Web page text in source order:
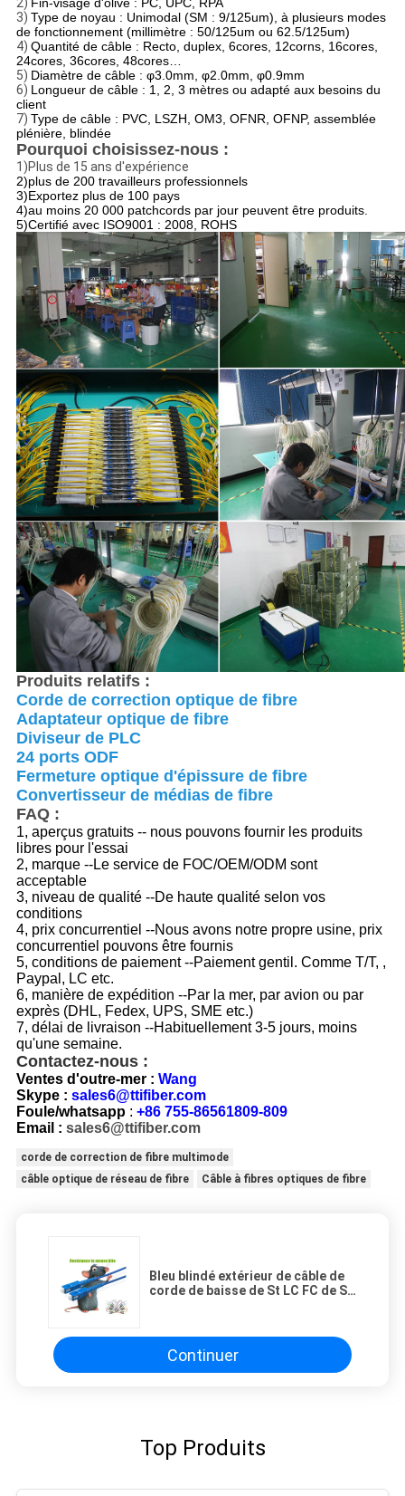
2) Fin-visage d'olive : PC, UPC, RPA
3) Type de noyau : Unimodal (SM : 9/125um), à plusieurs modes
de fonctionnement (millimètre : 50/125um ou 62.5/125um)
4) Quantité de câble : Recto, duplex, 6cores, 12corns, 16cores,
24cores, 36cores, 48cores…
5) Diamètre de câble : φ3.0mm, φ2.0mm, φ0.9mm
6) Longueur de câble : 1, 2, 3 mètres ou adapté aux besoins du
client
7) Type de câble : PVC, LSZH, OM3, OFNR, OFNP, assemblée
plénière, blindée
Pourquoi choisissez-nous :
1)Plus de 15 ans d'expérience
2)plus de 200 travailleurs professionnels
3)Exportez plus de 100 pays
4)au moins 20 000 patchcords par jour peuvent être produits.
5)Certifié avec ISO9001 : 2008, ROHS
Produits relatifs :
Corde de correction optique de fibre
Adaptateur optique de fibre
Diviseur de PLC
24 ports ODF
Fermeture optique d'épissure de fibre
Convertisseur de médias de fibre
FAQ :
1, aperçus gratuits -- nous pouvons fournir les produits
libres pour l'essai
2, marque --Le service de FOC/OEM/ODM sont
acceptable
3, niveau de qualité --De haute qualité selon vos
conditions
4, prix concurrentiel --Nous avons notre propre usine, prix
concurrentiel pouvons être fournis
5, conditions de paiement --Paiement gentil. Comme T/T, ,
Paypal, LC etc.
6, manière de expédition --Par la mer, par avion ou par
exprès (DHL, Fedex, UPS, SME etc.)
7, délai de livraison --Habituellement 3-5 jours, moins
qu'une semaine.
Contactez-nous :
Ventes d'outre-mer : Wang
Skype : sales6@ttifiber.com
Foule/whatsapp: +86 755-86561809-809
Email : sales6@ttifiber.com
corde de correction de fibre multimode
câble optique de réseau de fibre
Câble à fibres optiques de fibre
Bleu blindé extérieur de câble de
corde de baisse de St LC FC de Sc
Continuer
Top Produits